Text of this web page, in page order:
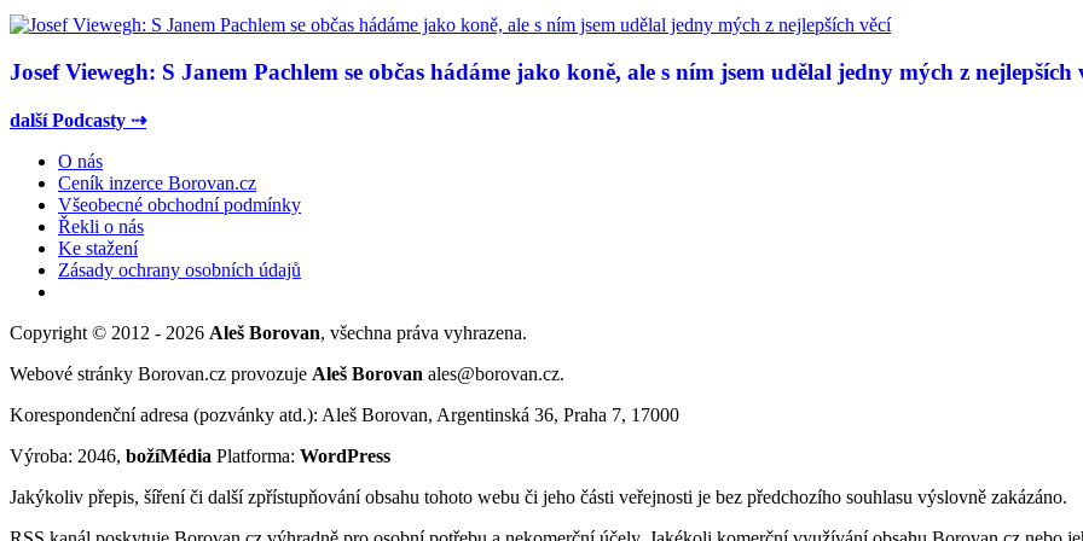
Josef Viewegh: S Janem Pachlem se občas hádáme jako koně, ale s ním jsem udělal jedny mých z nejlepších
další Podcasty ⇢
O nás
Ceník inzerce Borovan.cz
Všeobecné obchodní podmínky
Řekli o nás
Ke stažení
Zásady ochrany osobních údajů
Copyright © 2012 - 2026 Aleš Borovan, všechna práva vyhrazena.
Webové stránky Borovan.cz provozuje Aleš Borovan ales@borovan.cz.
Korespondenční adresa (pozvánky atd.): Aleš Borovan, Argentinská 36, Praha 7, 17000
Výroba: 2046, božíMédia Platforma: WordPress
Jakýkoliv přepis, šíření či další zpřístupňování obsahu tohoto webu či jeho části veřejnosti je bez předchozího souhlasu výslovně zakázáno.